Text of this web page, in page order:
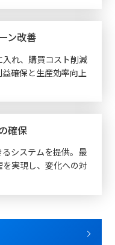
ン改善
れ、購買コスト削減
確保と生産効率向上
確保
システムを提供。最
実現し、変化への対